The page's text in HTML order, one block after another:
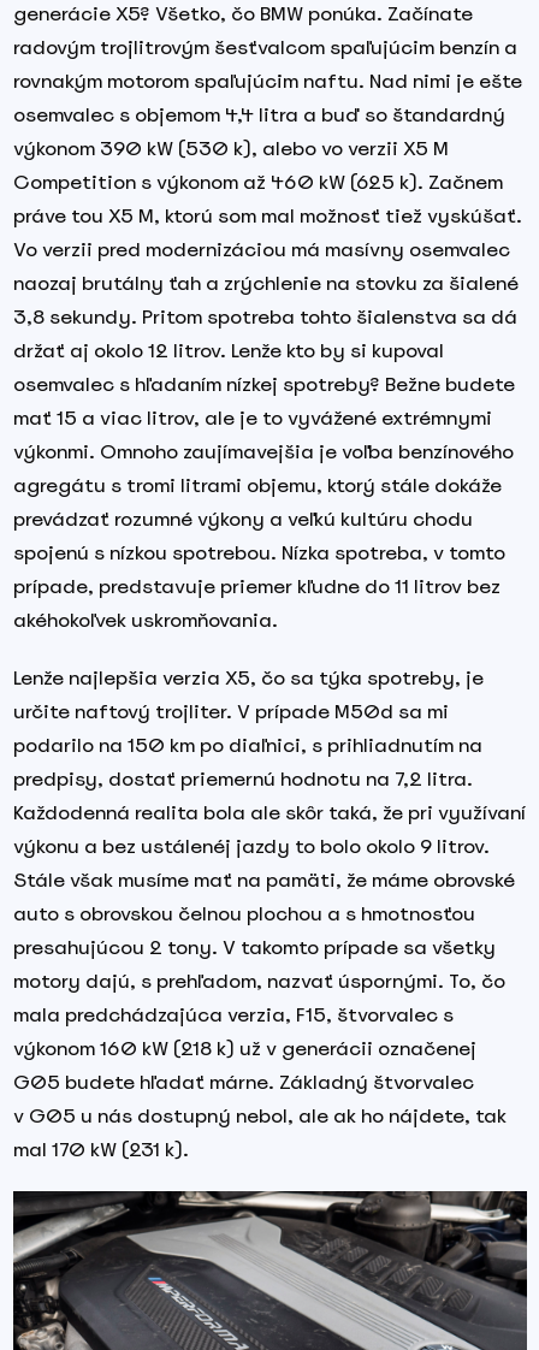
generácie X5? Všetko, čo BMW ponúka. Začínate
radovým trojlitrovým šesťvalcom spaľujúcim benzín a
rovnakým motorom spaľujúcim naftu. Nad nimi je ešte
osemvalec s objemom 4,4 litra a buď so štandardný
výkonom 390 kW (530 k), alebo vo verzii X5 M
Competition s výkonom až 460 kW (625 k). Začnem
práve tou X5 M, ktorú som mal možnosť tiež vyskúšať.
Vo verzii pred modernizáciou má masívny osemvalec
naozaj brutálny ťah a zrýchlenie na stovku za šialené
3,8 sekundy. Pritom spotreba tohto šialenstva sa dá
držať aj okolo 12 litrov. Lenže kto by si kupoval
osemvalec s hľadaním nízkej spotreby? Bežne budete
mať 15 a viac litrov, ale je to vyvážené extrémnymi
výkonmi. Omnoho zaujímavejšia je voľba benzínového
agregátu s tromi litrami objemu, ktorý stále dokáže
prevádzať rozumné výkony a veľkú kultúru chodu
spojenú s nízkou spotrebou. Nízka spotreba, v tomto
prípade, predstavuje priemer kľudne do 11 litrov bez
akéhokoľvek uskromňovania.
Lenže najlepšia verzia X5, čo sa týka spotreby, je
určite naftový trojliter. V prípade M50d sa mi
podarilo na 150 km po diaľnici, s prihliadnutím na
predpisy, dostať priemernú hodnotu na 7,2 litra.
Každodenná realita bola ale skôr taká, že pri využívaní
výkonu a bez ustálenéj jazdy to bolo okolo 9 litrov.
Stále však musíme mať na pamäti, že máme obrovské
auto s obrovskou čelnou plochou a s hmotnosťou
presahujúcou 2 tony. V takomto prípade sa všetky
motory dajú, s prehľadom, nazvať úspornými. To, čo
mala predchádzajúca verzia, F15, štvorvalec s
výkonom 160 kW (218 k) už v generácii označenej
G05 budete hľadať márne. Základný štvorvalec
v G05 u nás dostupný nebol, ale ak ho nájdete, tak
mal 170 kW (231 k).